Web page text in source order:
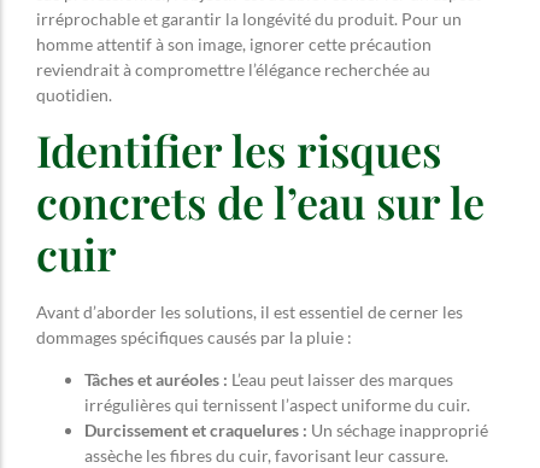
irréprochable et garantir la longévité du produit. Pour un
homme attentif à son image, ignorer cette précaution
reviendrait à compromettre l’élégance recherchée au
quotidien.
Identifier les risques
concrets de l’eau sur le
cuir
Avant d’aborder les solutions, il est essentiel de cerner les
dommages spécifiques causés par la pluie :
Tâches et auréoles : L’eau peut laisser des marques
irrégulières qui ternissent l’aspect uniforme du cuir.
Durcissement et craquelures : Un séchage inapproprié
assèche les fibres du cuir, favorisant leur cassure.